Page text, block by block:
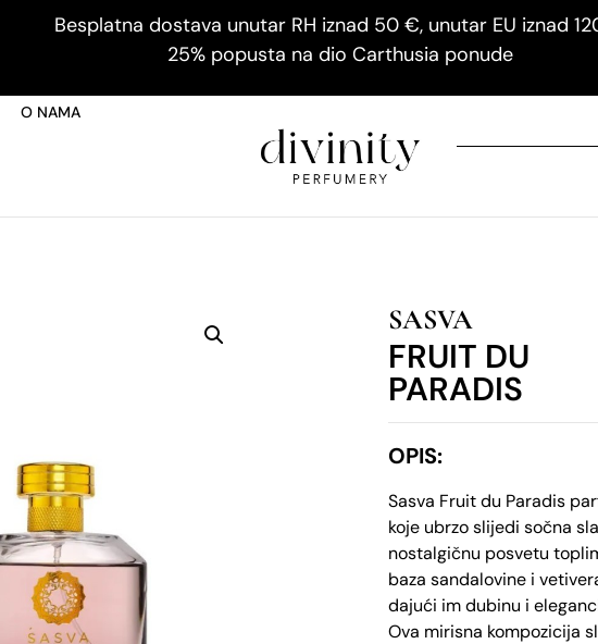
Besplatna dostava unutar RH iznad 50 €, unutar EU iznad
25% popusta na dio Carthusia ponude
O NAMA
SASVA
FRUIT DU
PARADIS
OPIS:
Sasva Fruit du Paradis
koje ubrzo slijedi sočna
nostalgičnu posvetu
baza sandalovine i
dajući im dubinu i
Ova mirisna kompozicija